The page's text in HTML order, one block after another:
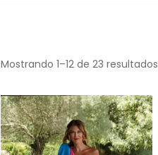
Mostrando 1–12 de 23 resultados